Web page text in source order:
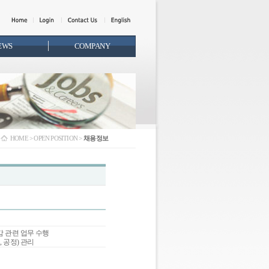
COMPANY
HOME > OPEN POSITION > 채용정보
관련 업무 수행
정) 관리